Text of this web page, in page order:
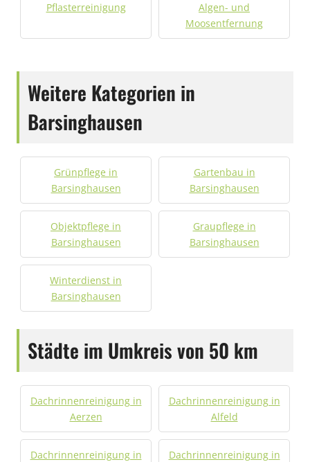
Pflasterreinigung
Algen- und
Moosentfernung
Weitere Kategorien in
Barsinghausen
Grünpflege in
Barsinghausen
Gartenbau in
Barsinghausen
Objektpflege in
Barsinghausen
Graupflege in
Barsinghausen
Winterdienst in
Barsinghausen
Städte im Umkreis von 50 km
Dachrinnenreinigung in
Aerzen
Dachrinnenreinigung in
Alfeld
Dachrinnenreinigung in
Dachrinnenreinigung in